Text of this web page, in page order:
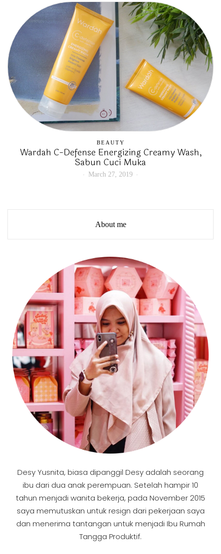
BEAUTY
Wardah C-Defense Energizing Creamy Wash,
Sabun Cuci Muka
March 27, 2019
About me
Desy Yusnita, biasa dipanggil Desy adalah seorang
ibu dari dua anak perempuan. Setelah hampir 10
tahun menjadi wanita bekerja, pada November 2015
saya memutuskan untuk resign dari pekerjaan saya
dan menerima tantangan untuk menjadi Ibu Rumah
Tangga Produktif.